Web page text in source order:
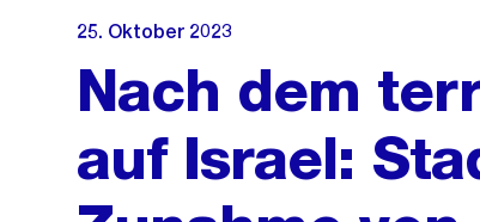
25. Oktober 2023
Nach dem
auf Israel: